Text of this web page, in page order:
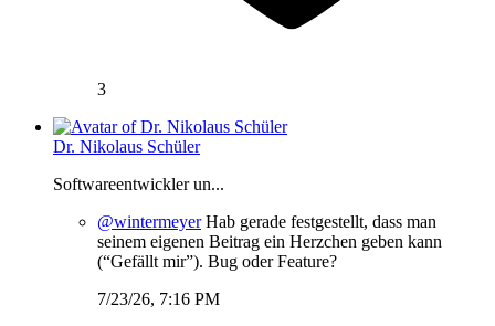
3
Dr. Nikolaus Schüler
Softwareentwickler un...
@wintermeyerHab gerade festgestellt, dass man
seinem eigenen Beitrag ein Herzchen geben kann
(“Gefällt mir”). Bug oder Feature?
7/23/26, 7:16 PM